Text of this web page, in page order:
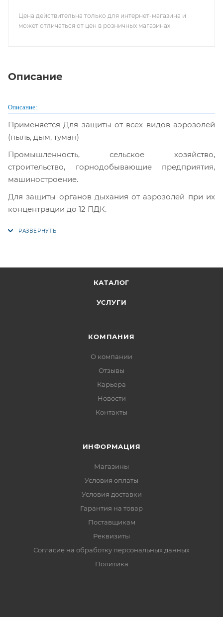
Цена действительна только для интернет-магазина и
может отличаться от цен в розничных магазинах
Описание
Описание:
Применяется Для защиты от всех видов аэрозолей
(пыль, дым, туман)
Промышленность, сельское хозяйство,
строительство, горнодобывающие предприятия,
машиностроение.
Для защиты органов дыхания от аэрозолей при их
концентрации до 12 ПДК.
КАТАЛОГ
УСЛУГИ
КОМПАНИЯ
О компании
Отзывы
Карьера
Новости
Контакты
ИНФОРМАЦИЯ
Магазины
Условия оплаты
Условия доставки
Гарантия на товар
Поставщикам
Реквизиты
Согласие на обработку персональных данных
Политика